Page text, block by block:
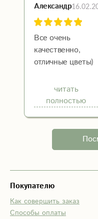
Александр
Все очень
качественно,
отличные цветы)
персонал.
читать
полностью
Покупателю
Как совершить заказ
Способы оплаты